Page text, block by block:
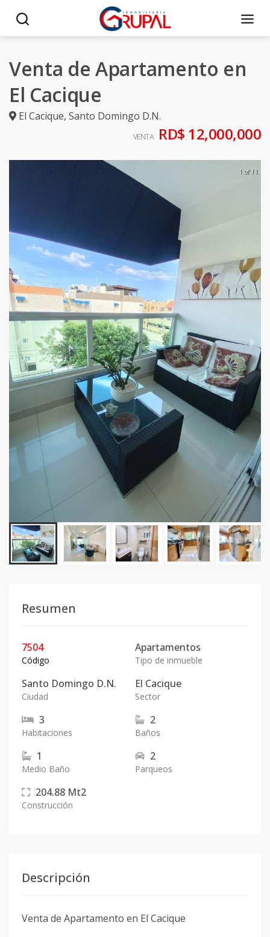
Venta de Apartamento en
El Cacique
El Cacique, Santo Domingo D.N.
VENTA RD$ 12,000,000
1 of 11
Resumen
7504
Código
Apartamentos
Tipo de inmueble
Santo Domingo D.N.
Ciudad
El Cacique
Sector
3
Habitaciones
2
Baños
1
Medio Baño
2
Parqueos
204.88 Mt2
Construcción
Descripción
Venta de Apartamento en El Cacique